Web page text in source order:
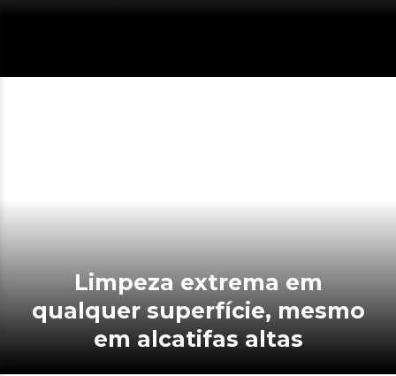
Limpeza extrema em
qualquer superfície, mesmo
em alcatifas altas